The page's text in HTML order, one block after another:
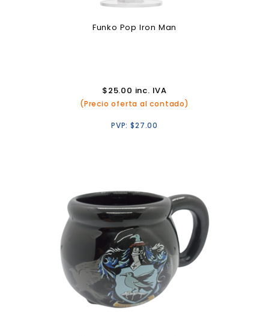
Funko Pop Iron Man
$25.00 inc. IVA
(Precio oferta al contado)
PVP:$27.00